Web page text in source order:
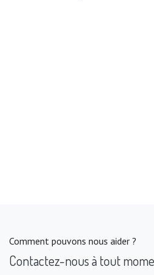
Comment pouvons nous aider ?
Contactez-nous à tout